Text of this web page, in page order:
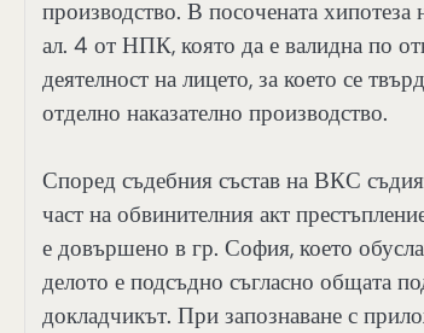
производство. В посочената
ал. 4 от НПК, която да е валидна по
деятелност на лицето, за което се
отделно наказателно производство.
Според съдебния състав на ВКС
част на обвинителния акт
е довършено в гр. София, което
делото е подсъдно съгласно общата
докладчикът. При запознаване с